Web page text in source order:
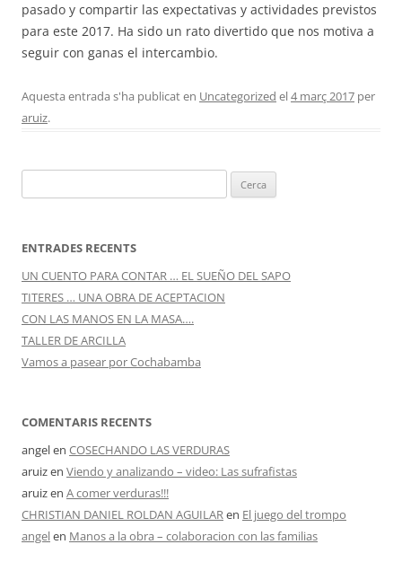
pasado y compartir las expectativas y actividades previstos
para este 2017. Ha sido un rato divertido que nos motiva a
seguir con ganas el intercambio.
Aquesta entrada s'ha publicat en Uncategorized el4 març 2017 per
aruiz.
ENTRADES RECENTS
UN CUENTO PARA CONTAR … EL SUEÑO DEL SAPO
TITERES … UNA OBRA DE ACEPTACION
CON LAS MANOS EN LA MASA….
TALLER DE ARCILLA
Vamos a pasear por Cochabamba
COMENTARIS RECENTS
angelen COSECHANDO LAS VERDURAS
aruizen Viendo y analizando – video: Las sufrafistas
aruizen A comer verduras!!!
CHRISTIAN DANIEL ROLDAN AGUILARen El juego del trompo
angelen Manos a la obra – colaboracion con las familias
CONEIX FUNDESPLAI
La Fundació
Missió i valors
ACTUALITAT
Notícies
Butlletins
Fundesplai als mitjans
Xarxes socials
COL·LABORA
Fes voluntariat